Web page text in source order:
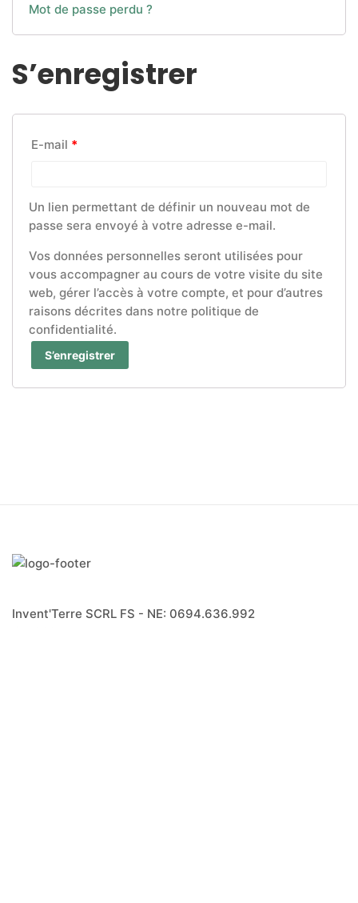
Mot de passe perdu ?
S’enregistrer
E-mail *
Un lien permettant de définir un nouveau mot de
passe sera envoyé à votre adresse e-mail.
Vos données personnelles seront utilisées pour
vous accompagner au cours de votre visite du site
web, gérer l’accès à votre compte, et pour d’autres
raisons décrites dans notre politique de
confidentialité.
S’enregistrer
Invent'Terre SCRL FS - NE: 0694.636.992